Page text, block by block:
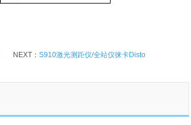
NEXT： S910激光测距仪/全站仪徕卡Disto